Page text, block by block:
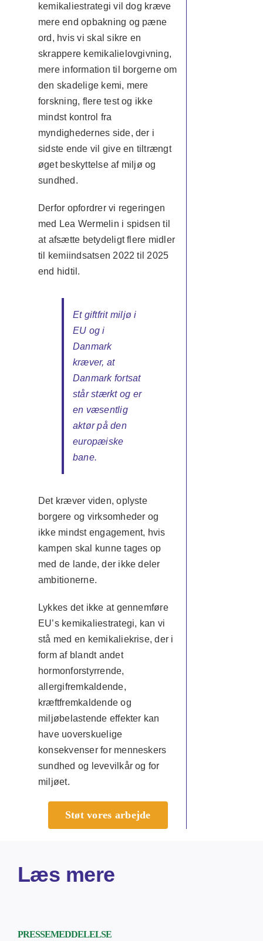
kemikaliestrategi vil dog kræve
mere end opbakning og pæne
ord, hvis vi skal sikre en
skrappere kemikalielovgivning,
mere information til borgerne om
den skadelige kemi, mere
forskning, flere test og ikke
mindst kontrol fra
myndighedernes side, der i
sidste ende vil give en tiltrængt
øget beskyttelse af miljø og
sundhed.
Derfor opfordrer vi regeringen
med Lea Wermelin i spidsen til
at afsætte betydeligt flere midler
til kemiindsatsen 2022 til 2025
end hidtil.
Et giftfrit miljø i
EU og i
Danmark
kræver, at
Danmark fortsat
står stærkt og er
en væsentlig
aktør på den
europæiske
bane.
Det kræver viden, oplyste
borgere og virksomheder og
ikke mindst engagement, hvis
kampen skal kunne tages op
med de lande, der ikke deler
ambitionerne.
Lykkes det ikke at gennemføre
EU’s kemikaliestrategi, kan vi
stå med en kemikaliekrise, der i
form af blandt andet
hormonforstyrrende,
allergifremkaldende,
kræftfremkaldende og
miljøbelastende effekter kan
have uoverskuelige
konsekvenser for menneskers
sundhed og levevilkår og for
miljøet.
Støt vores arbejde
Læs mere
PRESSEMEDDELELSE